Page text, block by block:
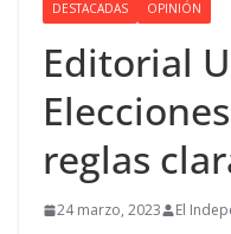
DESTACADAS OPINIÓN
Editorial
reglas
24 marzo, 2023 El